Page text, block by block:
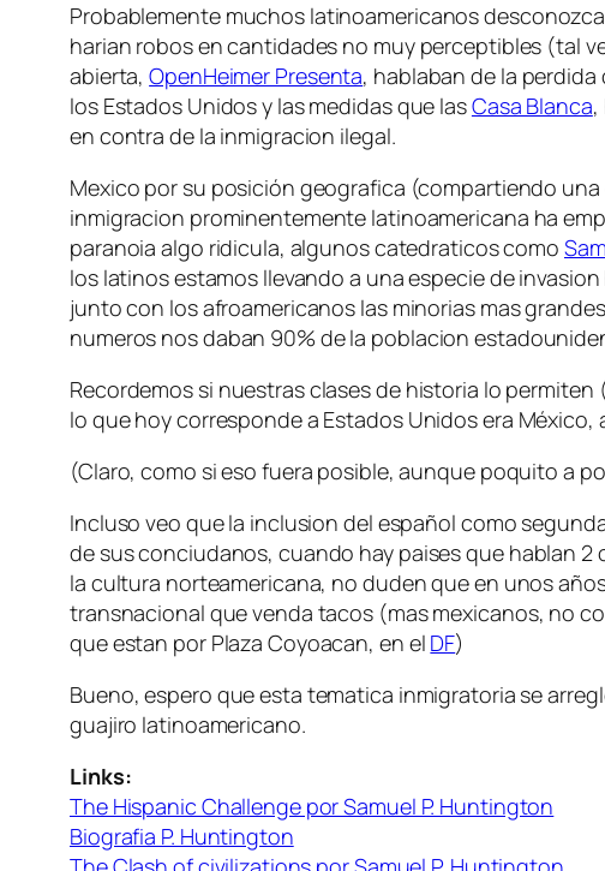
Probablemente muchos latinoamericanos
harian robos en cantidades no muy perceptibles (tal
abierta,OpenHeimer Presenta, hablaban de la
los Estados Unidos y las medidas que lasCasa Blanca,
en contra de la inmigracion ilegal.
Mexico por su posición geografica (compartiendo
inmigracion prominentemente latinoamericana ha
paranoia algo ridicula, algunos catedraticos como
los latinos estamos llevando a una especie de
junto con los afroamericanos las minorias mas
numeros nos daban 90% de la poblacion
Recordemos si nuestras clases de historia lo
lo que hoy corresponde a Estados Unidos era
(Claro, como si eso fuera posible, aunque poquito a
Incluso veo que la inclusion del español como
de sus conciudanos, cuando hay paises que hablan
la cultura norteamericana, no duden que en unos
transnacional que venda tacos (mas mexicanos, no
que estan por Plaza Coyoacan, en el DF)
Bueno, espero que esta tematica inmigratoria se
guajiro latinoamericano.
Links:
The Hispanic Challenge por Samuel P. Huntington
Biografia P. Huntington